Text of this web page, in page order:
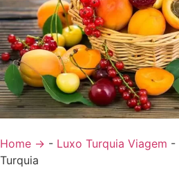
Home → - Luxo Turquia Viagem -
Turquia